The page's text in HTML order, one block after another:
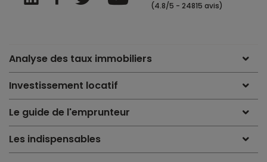
(4.8/5 - 24815 avis)
Analyse des taux immobiliers
Investissement locatif
Le guide de l'emprunteur
Les indispensables